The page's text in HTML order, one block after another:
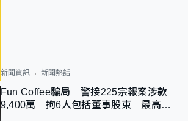
新聞資訊 新聞熱話
Fun Coffee騙局｜警接225宗報案涉款
9,400萬 拘6人包括董事股東 最高金